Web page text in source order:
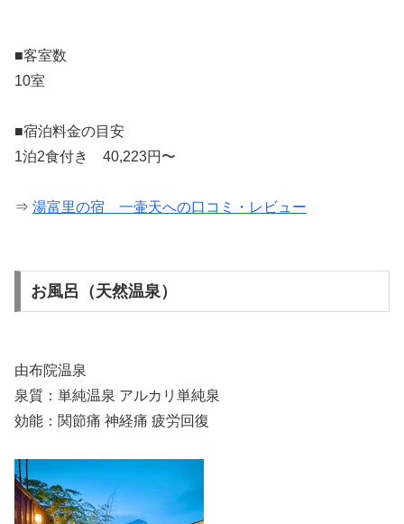
■客室数
10室
■宿泊料金の目安
1泊2食付き 40,223円〜
⇒ 湯富里の宿 一壷天への口コミ・レビュー
お風呂（天然温泉）
由布院温泉
泉質：単純温泉 アルカリ単純泉
効能：関節痛 神経痛 疲労回復